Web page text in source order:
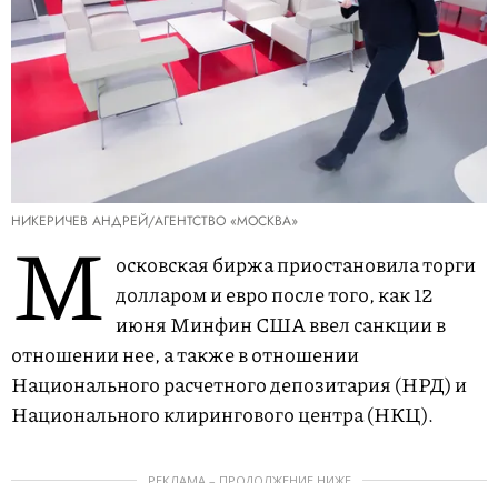
НИКЕРИЧЕВ АНДРЕЙ/АГЕНТСТВО «МОСКВА»
М осковская биржа приостановила торги
долларом и евро после того, как 12
июня Минфин США ввел санкции в
отношении нее, а также в отношении
Национального расчетного депозитария (НРД) и
Национального клирингового центра (НКЦ).